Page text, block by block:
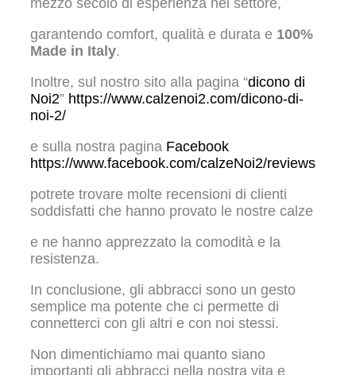
garantendo comfort, qualità e durata e 100%
Made in Italy.
Inoltre, sul nostro sito alla pagina “dicono di
Noi2” https://www.calzenoi2.com/dicono-di-
noi-2/
e sulla nostra pagina Facebook
https://www.facebook.com/calzeNoi2/reviews
potrete trovare molte recensioni di clienti
soddisfatti che hanno provato le nostre calze
e ne hanno apprezzato la comodità e la
resistenza.
In conclusione, gli abbracci sono un gesto
semplice ma potente che ci permette di
connetterci con gli altri e con noi stessi.
Non dimentichiamo mai quanto siano
importanti gli abbracci nella nostra vita e